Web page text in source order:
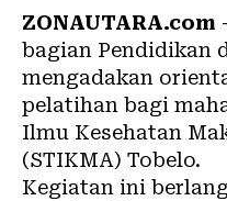
ZONAUTARA.com
bagian Pendidikan
mengadakan
pelatihan bagi
Ilmu Kesehatan
(STIKMA) Tobelo.
Kegiatan ini